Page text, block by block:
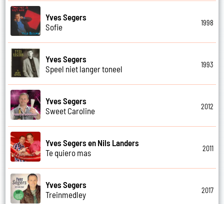
Yves Segers
Sofie
1998
Yves Segers
Speel niet langer toneel
1993
Yves Segers
Sweet Caroline
2012
Yves Segers en Nils Landers
Te quiero mas
2011
Yves Segers
Treinmedley
2017